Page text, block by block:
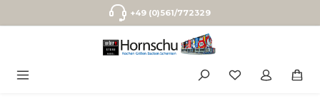
Zum Hauptinhalt springen+49 (0)561/772329